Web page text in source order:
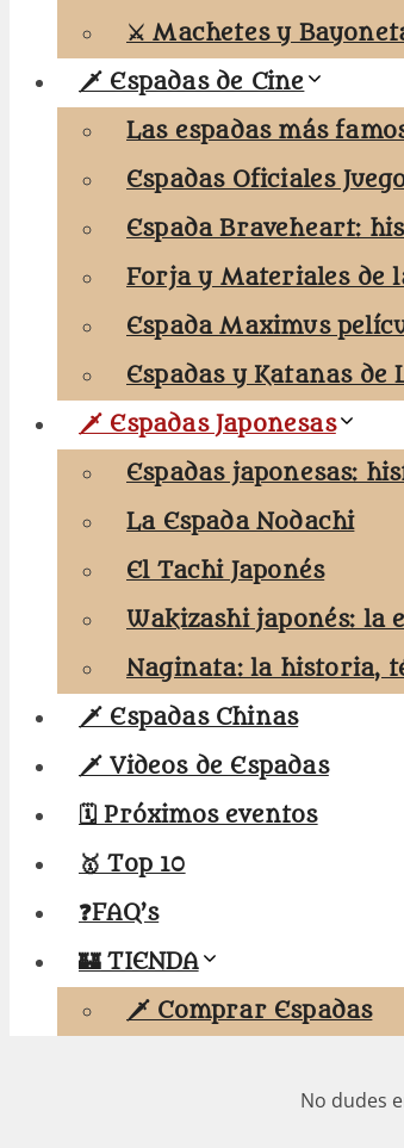
⚔️ Machetes y
🗡️ Espadas de Cine
Las espadas más
Espadas Oficiales
Espada Braveheart:
Forja y Materiales de
Espada Maximus
Espadas y Katanas
🗡️ Espadas Japonesas
Espadas japonesas:
La Espada Nodachi
El Tachi Japonés
Wakizashi japonés: la
Naginata: la historia,
🗡️ Espadas Chinas
🗡️ Videos de Espadas
🗓️ Próximos eventos
🥇 Top 10
❓FAQ’s
🏰 TIENDA
🗡️ Comprar Espadas
No dudes